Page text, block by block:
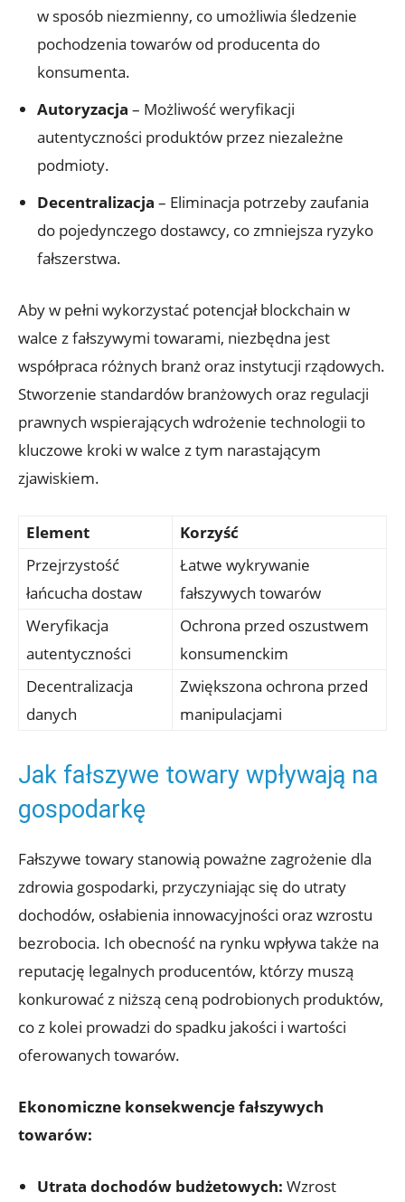
w sposób niezmienny, co umożliwia śledzenie
pochodzenia towarów od producenta do
konsumenta.
Autoryzacja – Możliwość weryfikacji
autentyczności produktów przez niezależne
podmioty.
Decentralizacja – Eliminacja potrzeby zaufania
do pojedynczego dostawcy, co zmniejsza ryzyko
fałszerstwa.
Aby w pełni wykorzystać potencjał blockchain w
walce z fałszywymi towarami, niezbędna jest
współpraca‌ różnych⁤ branż oraz instytucji rządowych.
Stworzenie standardów ‍branżowych oraz regulacji
prawnych wspierających wdrożenie technologii to
kluczowe kroki w walce z tym narastającym
zjawiskiem.
Element
Korzyść
Przejrzystość
łańcucha dostaw
Łatwe wykrywanie
fałszywych towarów
Weryfikacja
autentyczności
Ochrona przed oszustwem
konsumenckim
Decentralizacja
danych
Zwiększona‌ ochrona przed
manipulacjami
Jak fałszywe towary wpływają na
gospodarkę
Fałszywe towary stanowią poważne zagrożenie dla
zdrowia gospodarki, przyczyniając się do utraty
dochodów, osłabienia innowacyjności oraz wzrostu
bezrobocia. Ich obecność na rynku wpływa także na
reputację legalnych ‌producentów, którzy muszą ​
konkurować z niższą ceną podrobionych produktów,
co z kolei prowadzi do spadku jakości i wartości
oferowanych towarów.
Ekonomiczne konsekwencje fałszywych
‍towarów:
Utrata dochodów budżetowych: Wzrost